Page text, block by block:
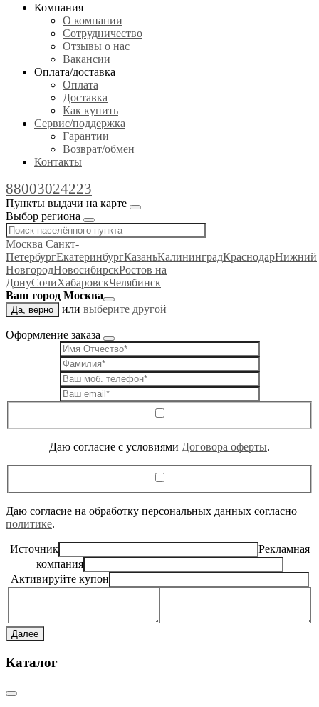
Компания
О компании
Сотрудничество
Отзывы о нас
Вакансии
Оплата/доставка
Оплата
Доставка
Как купить
Сервис/поддержка
Гарантии
Возврат/обмен
Контакты
88003024223
Пункты выдачи на карте
Выбор региона
Москва Санкт-
ПетербургЕкатеринбургКазаньКалининградКраснодарНижний
НовгородНовосибирскРостов на
ДонуСочиХабаровскЧелябинск
Ваш город Москва
Да, верно или выберите другой
Оформление заказа
Даю согласие c условиями Договора оферты.
Даю согласие на обработку персональных данных согласно
политике.
Источник
Рекламная
компания
Активируйте купон
Далее
Каталог